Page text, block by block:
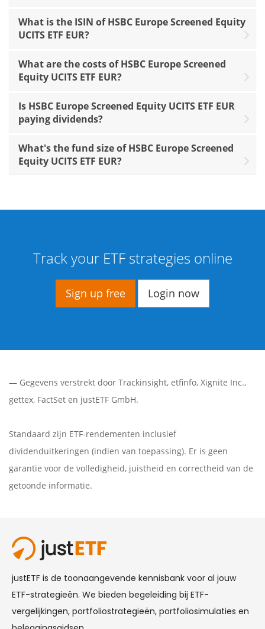
What is the ISIN of HSBC Europe Screened Equity
UCITS ETF EUR?
What are the costs of HSBC Europe Screened
Equity UCITS ETF EUR?
Is HSBC Europe Screened Equity UCITS ETF EUR
paying dividends?
What's the fund size of HSBC Europe Screened
Equity UCITS ETF EUR?
Track your ETF strategies online
Sign up free Login now
— Gegevens verstrekt door Trackinsight, etfinfo, Xignite Inc.,
gettex, FactSet en justETF GmbH.
Standaard zijn ETF-rendementen inclusief
dividenduitkeringen (indien van toepassing). Er is geen
garantie voor de volledigheid, juistheid en correctheid van de
getoonde informatie.